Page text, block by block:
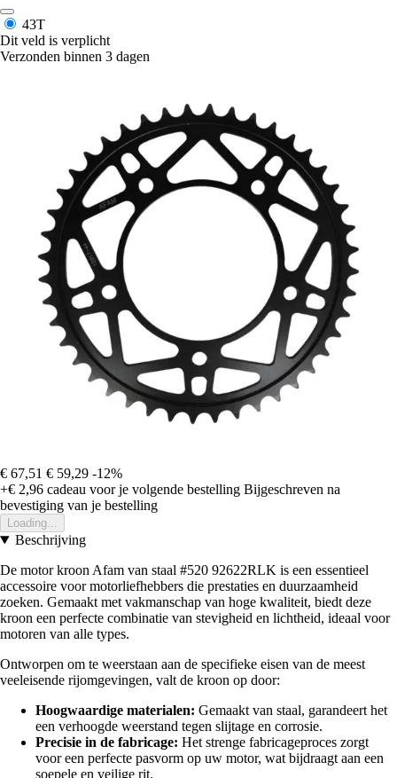
43T
Dit veld is verplicht
Verzonden binnen 3 dagen
€ 67,51 € 59,29 -12%
+€ 2,96 cadeau voor je volgende bestelling Bijgeschreven na
bevestiging van je bestelling
Loading...
Beschrijving
De motor kroon Afam van staal #520 92622RLK is een essentieel
accessoire voor motorliefhebbers die prestaties en duurzaamheid
zoeken. Gemaakt met vakmanschap van hoge kwaliteit, biedt deze
kroon een perfecte combinatie van stevigheid en lichtheid, ideaal voor
motoren van alle types.
Ontworpen om te weerstaan aan de specifieke eisen van de meest
veeleisende rijomgevingen, valt de kroon op door:
Hoogwaardige materialen: Gemaakt van staal, garandeert het
een verhoogde weerstand tegen slijtage en corrosie.
Precisie in de fabricage: Het strenge fabricageproces zorgt
voor een perfecte pasvorm op uw motor, wat bijdraagt aan een
soepele en veilige rit.